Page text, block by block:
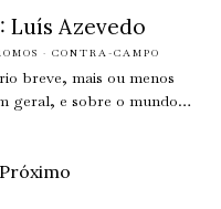
Azevedo
· CONTRA-CAMPO
breve, mais ou menos
geral, e sobre o mundo…
Próximo